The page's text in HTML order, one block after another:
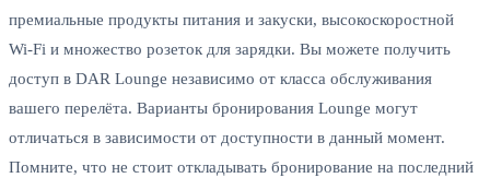
премиальные продукты питания и закуски, высокоскоростной
Wi-Fi и множество розеток для зарядки. Вы можете получить
доступ в DAR Lounge независимо от класса обслуживания
вашего перелёта. Варианты бронирования Lounge могут
отличаться в зависимости от доступности в данный момент.
Помните, что не стоит откладывать бронирование на последний